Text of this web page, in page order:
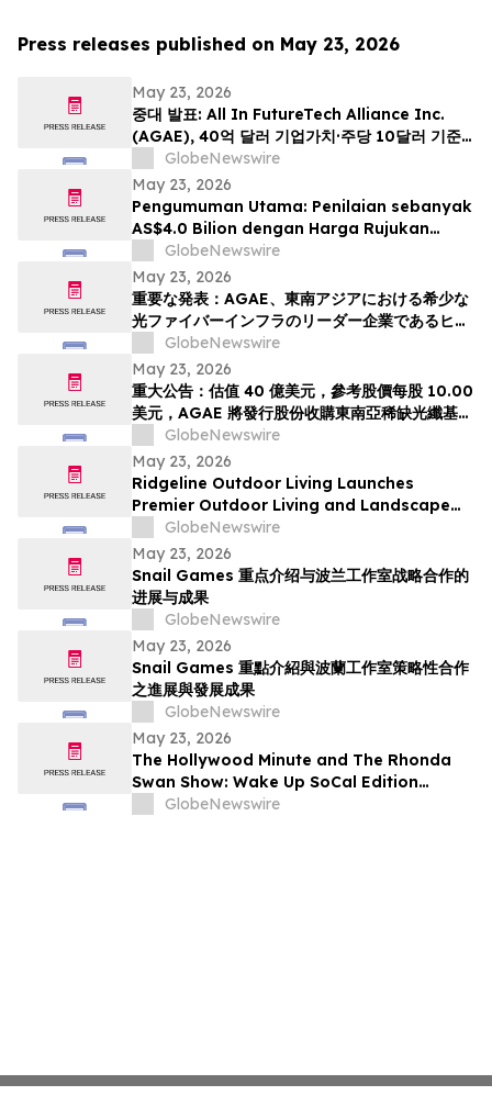
Press releases published on May 23, 2026
May 23, 2026
중대 발표: All In FutureTech Alliance Inc.
(AGAE), 40억 달러 기업가치·주당 10달러 기준
가격 적용하며 동남아 희소 광섬유 인프라 강자
HyalRoute Fiber-Optic Communication
Group 인수 위해 신주 발행 -- ‘광 컴퓨팅+광 전
송’ 결합한 글로벌 AI 광네트워크 플랫폼으로 전환
추…
GlobeNewswire
May 23, 2026
Pengumuman Utama: Penilaian sebanyak
AS$4.0 Bilion dengan Harga Rujukan
AS$10.00 Sesaham, AGAE akan
Menerbitkan Saham bagi Memperoleh
HyalRoute, sebuah Peneraju Infrastruktur
Gentian Optik Strategik di Asia Tenggara.
Langkah Strategik ini akan Mengubah…
GlobeNewswire
May 23, 2026
重要な発表：AGAE、東南アジアにおける希少な
光ファイバーインフラのリーダー企業であるヒア
ルルートを買収するため株式を発行し、「光コン
ピューティング + 光伝送」を融合したグローバル
AI光ネットワークプラットフォームへと変革、企
業価値は40億米ドル (約6370億円)、基準価格1
株あたり10.00米ドル (約1592円…
GlobeNewswire
May 23, 2026
重大公告：估值 40 億美元，參考股價每股 10.00
美元，AGAE 將發行股份收購東南亞稀缺光纖基礎
設施領導者 HyalRoute，轉型為結合「光運算 +
光傳輸」的環球人工智能光網絡平台
GlobeNewswire
May 23, 2026
Ridgeline Outdoor Living Launches
Premier Outdoor Living and Landscape
Construction Services in Pasadena
GlobeNewswire
May 23, 2026
Snail Games 重点介绍与波兰工作室战略合作的
进展与成果
GlobeNewswire
May 23, 2026
Snail Games 重點介紹與波蘭工作室策略性合作
之進展與發展成果
GlobeNewswire
May 23, 2026
The Hollywood Minute and The Rhonda
Swan Show: Wake Up SoCal Edition
Highlights Visionaries Marie Diamond and
GlobeNewswire